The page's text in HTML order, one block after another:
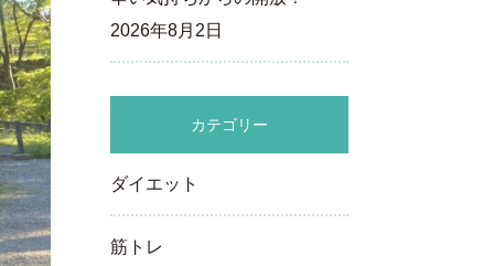
2026年8月2日
カテゴリー
ダイエット
筋トレ